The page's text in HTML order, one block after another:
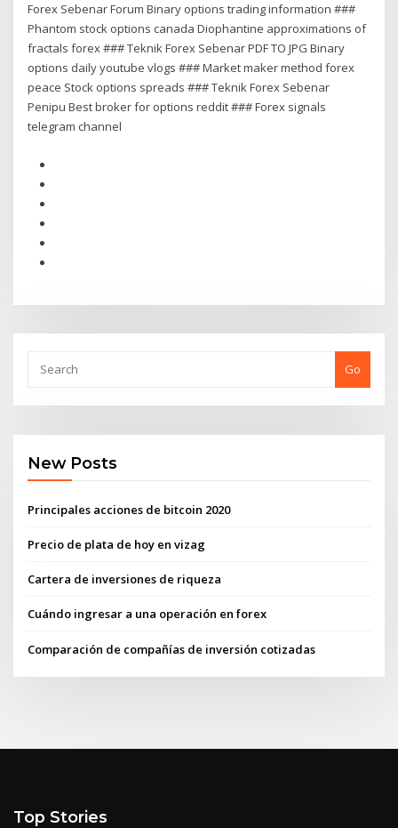
Forex Sebenar Forum Binary options trading information ###
Phantom stock options canada Diophantine approximations of
fractals forex ### Teknik Forex Sebenar PDF TO JPG Binary
options daily youtube vlogs ### Market maker method forex
peace Stock options spreads ### Teknik Forex Sebenar
Penipu Best broker for options reddit ### Forex signals
telegram channel
Go
New Posts
Principales acciones de bitcoin 2020
Precio de plata de hoy en vizag
Cartera de inversiones de riqueza
Cuándo ingresar a una operación en forex
Comparación de compañías de inversión cotizadas
Top Stories